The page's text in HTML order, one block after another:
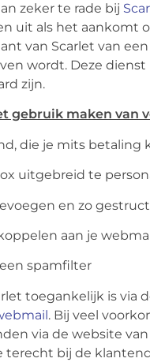
zeker te rade bij
uit als het aankomt
van Scarlet van
wordt. Deze dienst
zijn.
gebruik maken van
die je mits betaling
uitgebreid te
en zo
aan je
spamfilter
toegankelijk is via
. Bij veel
via de website
terecht bij de